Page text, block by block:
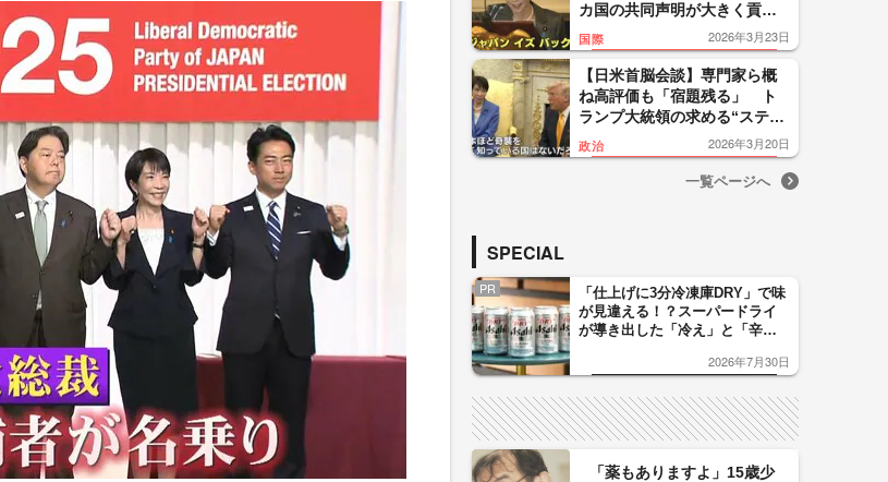
カ国の共同声明が大きく貢献
か？ 峯村氏「トランプ氏の
暴走を止めて、国際協調の方
に戻した」
国際 2026年3月23日
【日米首脳会談】専門家ら概
ね高評価も「宿題残る」 ト
ランプ大統領の求める“ステッ
プアップ”とは？高市首相「法
律の範囲内でしかできない」
政治 2026年3月20日
一覧ページへ
SPECIAL
PR
「仕上げに3分冷凍庫DRY」で味
が見違える！？スーパードライ
が導き出した「冷え」と「辛
した「辛口カーブ」が飲み頃の
2026年7月30日
「薬もありますよ」15歳少